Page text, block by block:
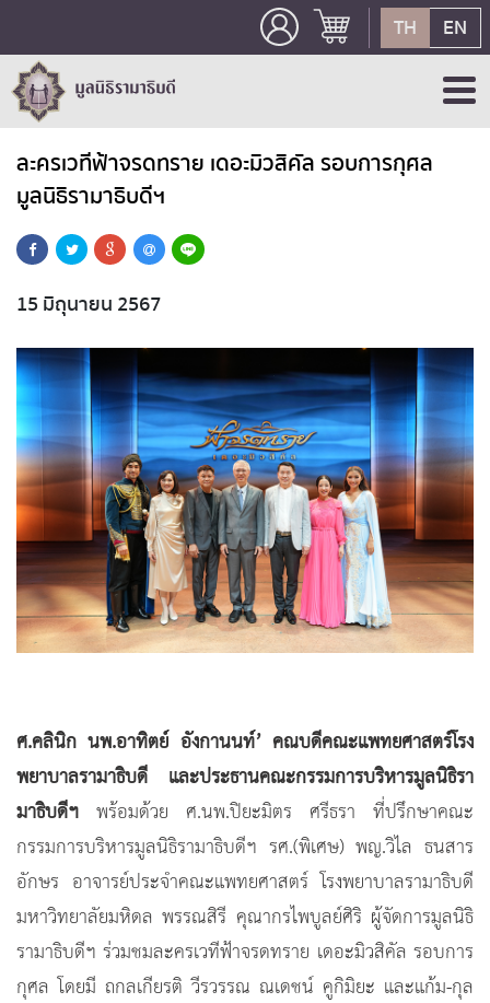
TH EN
ละครเวทีฟ้าจรดทราย เดอะมิวสิคัล รอบการกุศล
มูลนิธิรามาธิบดีฯ
15 มิถุนายน 2567
ศ.คลินิก นพ.อาทิตย์ อังกานนท์’ คณบดีคณะแพทยศาสตร์โรง
พยาบาลรามาธิบดี และประธานคณะกรรมการบริหารมูลนิธิรา
มาธิบดีฯ พร้อมด้วย ศ.นพ.ปิยะมิตร ศรีธรา ที่ปรึกษาคณะ
กรรมการบริหารมูลนิธิรามาธิบดีฯ รศ.(พิเศษ) พญ.วิไล ธนสาร
อักษร อาจารย์ประจำคณะแพทยศาสตร์ โรงพยาบาลรามาธิบดี
มหาวิทยาลัยมหิดล พรรณสิรี คุณากรไพบูลย์ศิริ ผู้จัดการมูลนิธิ
รามาธิบดีฯ ร่วมชมละครเวทีฟ้าจรดทราย เดอะมิวสิคัล รอบการ
กุศล โดยมี ถกลเกียรติ วีรวรรณ ณเดชน์ คูกิมิยะ และแก้ม-กุล